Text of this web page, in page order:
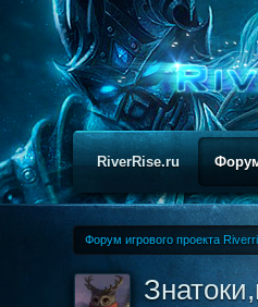
RiverRise.ru
Форум игрового проекта